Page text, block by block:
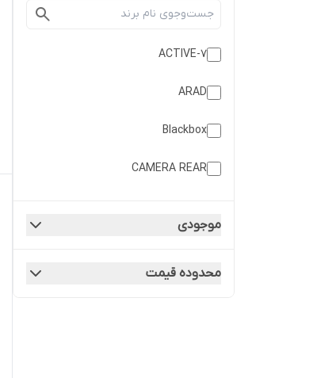
ACTIVE-7
ARAD
Blackbox
CAMERA REAR
SAVOY
موجودی
محدوده قیمت